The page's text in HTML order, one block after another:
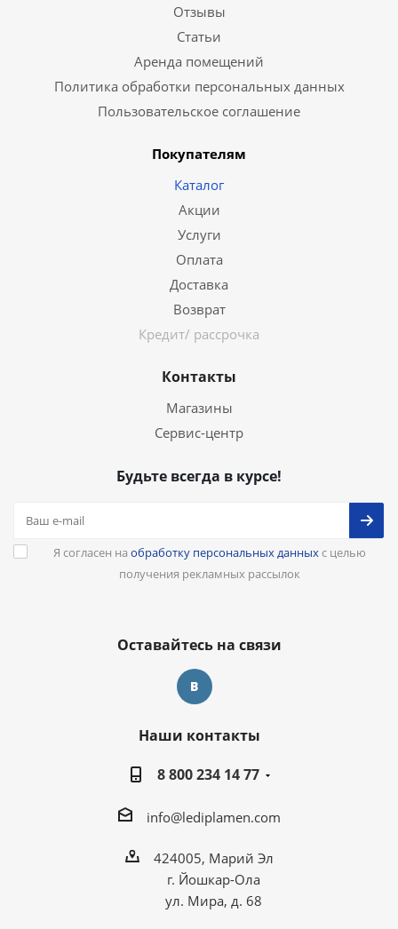
Отзывы
Статьи
Аренда помещений
Политика обработки персональных данных
Пользовательское соглашение
Покупателям
Каталог
Акции
Услуги
Оплата
Доставка
Возврат
Кредит/ рассрочка
Контакты
Магазины
Сервис-центр
Будьте всегда в курсе!
Я согласен на обработку персональных данныхс целью
получения рекламных рассылок
Оставайтесь на связи
Наши контакты
8 800 234 14 77
info@lediplamen.com
424005, Марий Эл
г. Йошкар-Ола
ул. Мира, д. 68